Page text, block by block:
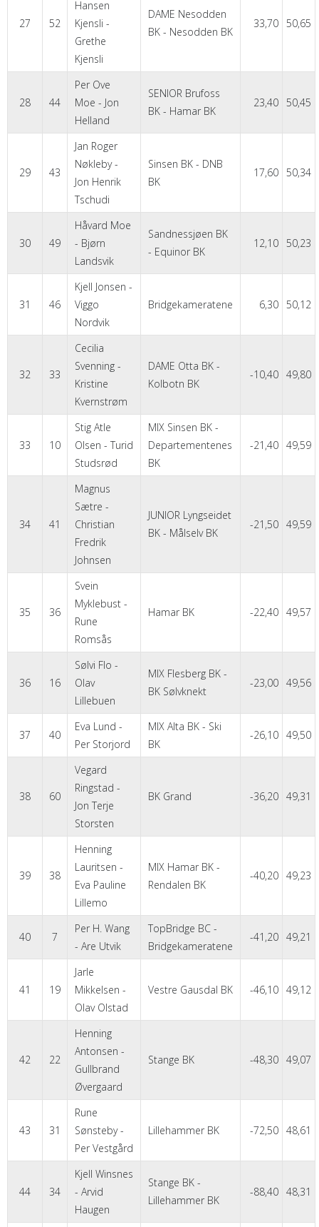
27 52
Hansen
Kjensli -
Grethe
Kjensli
DAME Nesodden
BK - Nesodden BK
33,70 50,65
28 44
Per Ove
Moe - Jon
Helland
SENIOR Brufoss
BK - Hamar BK
23,40 50,45
29 43
Jan Roger
Nøkleby -
Jon Henrik
Tschudi
Sinsen BK - DNB
BK
17,60 50,34
30 49
Håvard Moe
- Bjørn
Landsvik
Sandnessjøen BK
- Equinor BK
12,10 50,23
31 46
Kjell Jonsen -
Viggo
Nordvik
Bridgekameratene 6,30 50,12
32 33
Cecilia
Svenning -
Kristine
Kvernstrøm
DAME Otta BK -
Kolbotn BK
-10,40 49,80
33 10
Stig Atle
Olsen - Turid
Studsrød
MIX Sinsen BK -
Departementenes
BK
-21,40 49,59
34 41
Magnus
Sætre -
Christian
Fredrik
Johnsen
JUNIOR Lyngseidet
BK - Målselv BK
-21,50 49,59
35 36
Svein
Myklebust -
Rune
Romsås
Hamar BK -22,40 49,57
36 16
Sølvi Flo -
Olav
Lillebuen
MIX Flesberg BK -
BK Sølvknekt
-23,00 49,56
37 40
Eva Lund -
Per Storjord
MIX Alta BK - Ski
BK
-26,10 49,50
38 60
Vegard
Ringstad -
Jon Terje
Storsten
BK Grand -36,20 49,31
39 38
Henning
Lauritsen -
Eva Pauline
Lillemo
MIX Hamar BK -
Rendalen BK
-40,20 49,23
40 7
Per H. Wang
- Are Utvik
TopBridge BC -
Bridgekameratene
-41,20 49,21
41 19
Jarle
Mikkelsen -
Olav Olstad
Vestre Gausdal BK -46,10 49,12
42 22
Henning
Antonsen -
Gullbrand
Øvergaard
Stange BK -48,30 49,07
43 31
Rune
Sønsteby -
Per Vestgård
Lillehammer BK -72,50 48,61
44 34
Kjell Winsnes
- Arvid
Haugen
Stange BK -
Lillehammer BK
-88,40 48,31